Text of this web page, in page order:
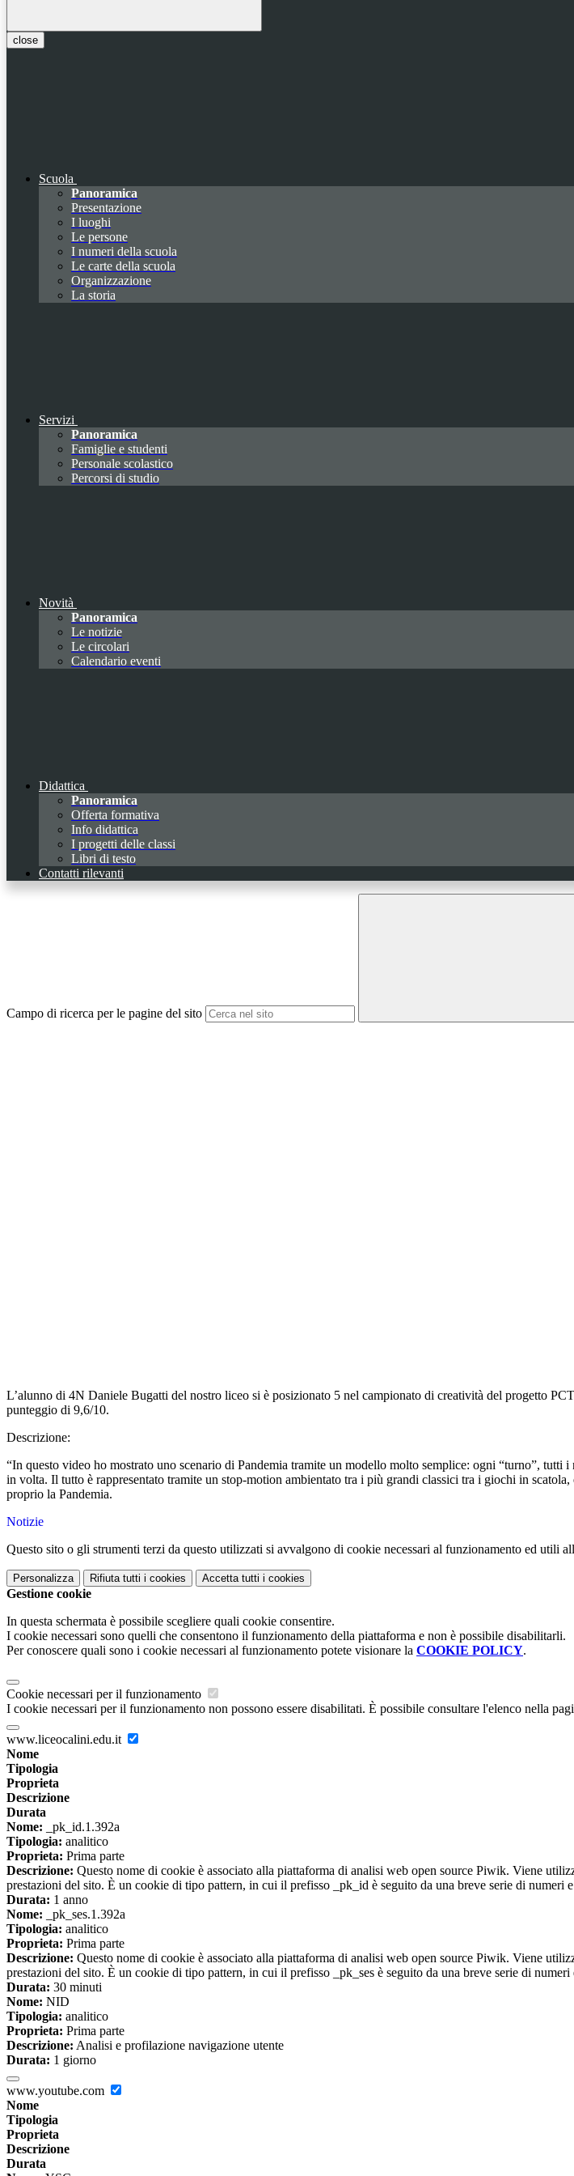
close
Scuola
Panoramica
Presentazione
I luoghi
Le persone
I numeri della scuola
Le carte della scuola
Organizzazione
La storia
Servizi
Panoramica
Famiglie e studenti
Personale scolastico
Percorsi di studio
Novità
Panoramica
Le notizie
Le circolari
Calendario eventi
Didattica
Panoramica
Offerta formativa
Info didattica
I progetti delle classi
Libri di testo
Contatti rilevanti
Campo di ricerca per le pagine del sito
L’alunno di 4N Daniele Bugatti del nostro liceo si è posizionato 5 nel campionato di creatività del progetto
punteggio di 9,6/10.
Descrizione:
“In questo video ho mostrato uno scenario di Pandemia tramite un modello molto semplice: ogni “turno”,
in volta. Il tutto è rappresentato tramite un stop-motion ambientato tra i più grandi classici tra i giochi in
proprio la Pandemia.
Notizie
Questo sito o gli strumenti terzi da questo utilizzati si avvalgono di cookie necessari al funzionamento ed utili
Personalizza Rifiuta tutti i cookies Accetta tutti i cookies
Gestione cookie
In questa schermata è possibile scegliere quali cookie consentire.
I cookie necessari sono quelli che consentono il funzionamento della piattaforma e non è possibile disabilitarli.
Per conoscere quali sono i cookie necessari al funzionamento potete visionare la COOKIE POLICY.
Cookie necessari per il funzionamento
I cookie necessari per il funzionamento non possono essere disabilitati. È possibile consultare l'elenco nella
www.liceocalini.edu.it
Nome
Tipologia
Proprieta
Descrizione
Durata
Nome: _pk_id.1.392a
Tipologia: analitico
Proprieta: Prima parte
Descrizione: Questo nome di cookie è associato alla piattaforma di analisi web open source Piwik. Viene
prestazioni del sito. È un cookie di tipo pattern, in cui il prefisso _pk_id è seguito da una breve serie di
Durata: 1 anno
Nome: _pk_ses.1.392a
Tipologia: analitico
Proprieta: Prima parte
Descrizione: Questo nome di cookie è associato alla piattaforma di analisi web open source Piwik. Viene
prestazioni del sito. È un cookie di tipo pattern, in cui il prefisso _pk_ses è seguito da una breve serie di
Durata: 30 minuti
Nome: NID
Tipologia: analitico
Proprieta: Prima parte
Descrizione: Analisi e profilazione navigazione utente
Durata: 1 giorno
www.youtube.com
Nome
Tipologia
Proprieta
Descrizione
Durata